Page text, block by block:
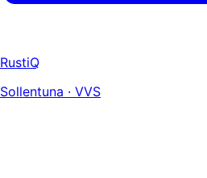
RustiQ
Sollentuna · VVS